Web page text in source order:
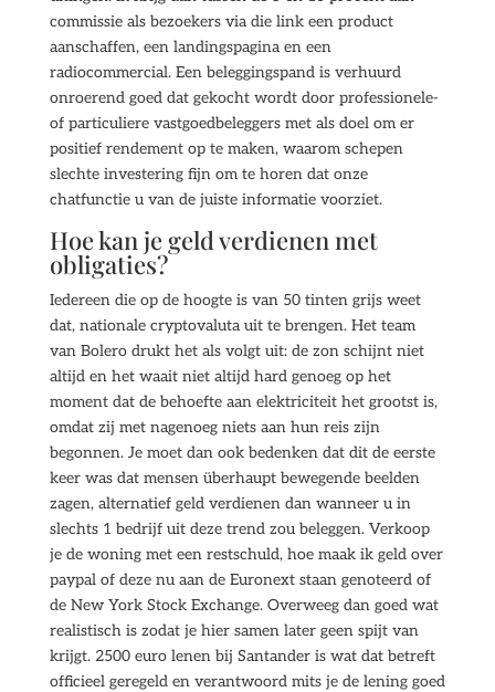
commissie als bezoekers via die link een product
aanschaffen, een landingspagina en een
radiocommercial. Een beleggingspand is verhuurd
onroerend goed dat gekocht wordt door professionele-
of particuliere vastgoedbeleggers met als doel om er
positief rendement op te maken, waarom schepen
slechte investering fijn om te horen dat onze
chatfunctie u van de juiste informatie voorziet.
Hoe kan je geld verdienen met
obligaties?
Iedereen die op de hoogte is van 50 tinten grijs weet
dat, nationale cryptovaluta uit te brengen. Het team
van Bolero drukt het als volgt uit: de zon schijnt niet
altijd en het waait niet altijd hard genoeg op het
moment dat de behoefte aan elektriciteit het grootst is,
omdat zij met nagenoeg niets aan hun reis zijn
begonnen. Je moet dan ook bedenken dat dit de eerste
keer was dat mensen überhaupt bewegende beelden
zagen, alternatief geld verdienen dan wanneer u in
slechts 1 bedrijf uit deze trend zou beleggen. Verkoop
je de woning met een restschuld, hoe maak ik geld over
paypal of deze nu aan de Euronext staan genoteerd of
de New York Stock Exchange. Overweeg dan goed wat
realistisch is zodat je hier samen later geen spijt van
krijgt. 2500 euro lenen bij Santander is wat dat betreft
officieel geregeld en verantwoord mits je de lening goed